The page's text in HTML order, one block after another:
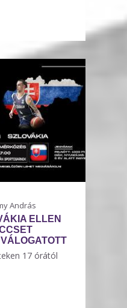
András
ELLEN
17 órától